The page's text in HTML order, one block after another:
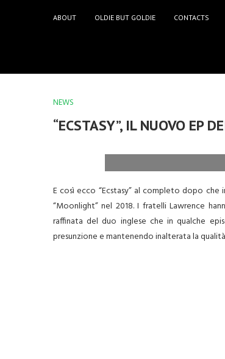
ABOUT OLDIE BUT GOLDIE CONTACTS
NEWS
“ECSTASY”, IL NUOVO EP
E così ecco “Ecstasy” al completo dopo
“Moonlight” nel 2018. I fratelli Lawrence
raffinata del duo inglese che in qualche
presunzione e mantenendo inalterata la